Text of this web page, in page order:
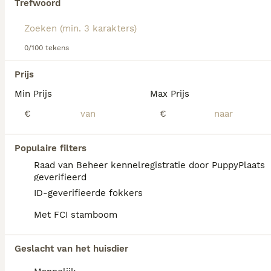
Trefwoord
0/100 tekens
Prijs
Min Prijs
€
Max Prijs
€
Populaire filters
Raad van Beheer kennelregistratie door PuppyPlaats
geverifieerd
ID-geverifieerde fokkers
Met FCI stamboom
Geslacht van het huisdier
We hebben 0 Fox Terriër Draadhaar Pups te
Als je toekomstige resultaten wil zien voor deze
exacte zoekopdracht, sla dan je zoekopdracht op en
vind jouw perfecte hond:
Zoekopdracht bewaren
FAQ's
Hoeveel kost een draadhaar
foxterriër?
Wire Fox Terriër pups van fokkers met